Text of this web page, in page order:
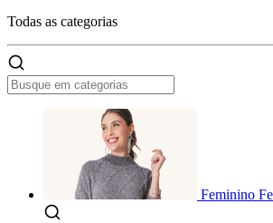
Todas as categorias
Feminino